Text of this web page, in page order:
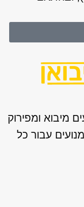
מיבוא ומפירוק
עבור כל